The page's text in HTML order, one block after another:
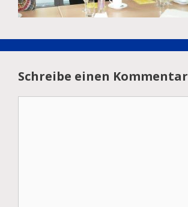
Schreibe einen Kommentar